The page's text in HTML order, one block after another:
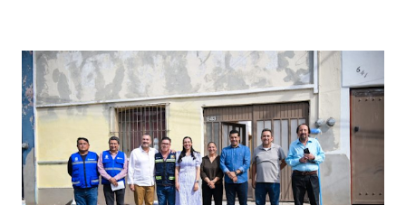
conoces ni la mitad de lo que deberías saber. Pero incluso
quienes ya han tenido relaciones sexuales no son expertos
o expertas en el tema. Siempre hay algo nuevo que
aprender y nuevas experiencias que conocer. Si eres una
chica y aún no has tenido relaciones sexuales, tal vez
pienses que el sexo será increíble y no puedas esperar para